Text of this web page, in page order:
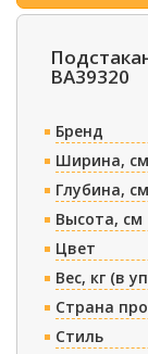
BA39320
Бренд
Ширина, см
Глубина, см
Высота, см
Цвет
Вес, кг (в
Страна
Стиль